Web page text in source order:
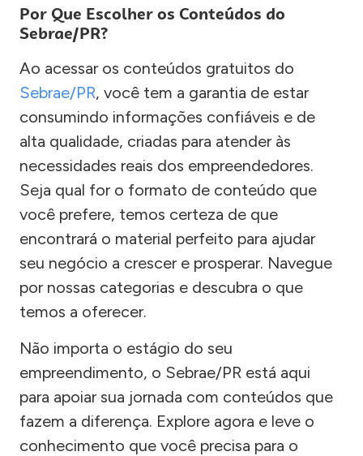
Por Que Escolher os Conteúdos do
Sebrae/PR?
Ao acessar os conteúdos gratuitos do
Sebrae/PR, você tem a garantia de estar
consumindo informações confiáveis e de
alta qualidade, criadas para atender às
necessidades reais dos empreendedores.
Seja qual for o formato de conteúdo que
você prefere, temos certeza de que
encontrará o material perfeito para ajudar
seu negócio a crescer e prosperar. Navegue
por nossas categorias e descubra o que
temos a oferecer.
Não importa o estágio do seu
empreendimento, o Sebrae/PR está aqui
para apoiar sua jornada com conteúdos que
fazem a diferença. Explore agora e leve o
conhecimento que você precisa para o